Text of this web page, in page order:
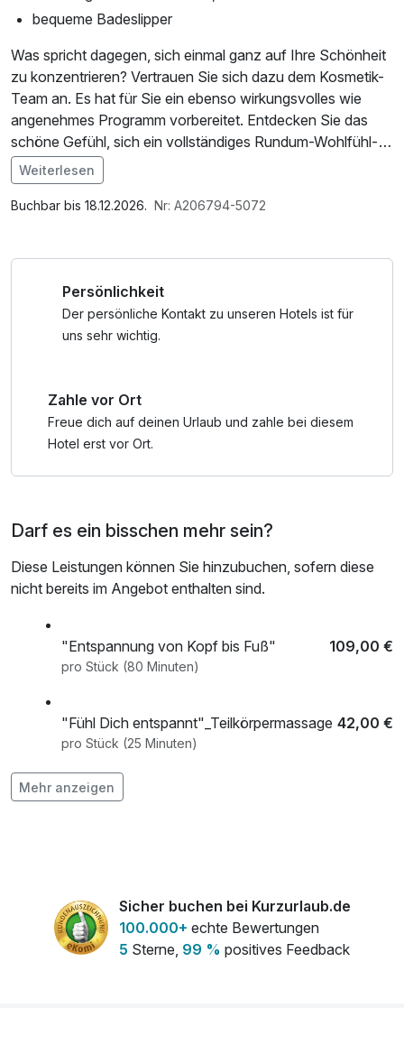
bequeme Badeslipper
Was spricht dagegen, sich einmal ganz auf Ihre Schönheit
zu konzentrieren? Vertrauen Sie sich dazu dem Kosmetik-
Team an. Es hat für Sie ein ebenso wirkungsvolles wie
angenehmes Programm vorbereitet. Entdecken Sie das
schöne Gefühl, sich ein vollständiges Rundum-Wohlfühl-
Paket gegönnt zu haben. Diese Leichtigkeit des Seins
nehmen Sie dann als Souvenir gerne mit nach Hause. So
starten Sie mit neuer Energie in Ihren Alltag: aktiv,
Verwöhnpension gebucht, ohne Extraleistungen.
Im Angebot enthalten
Saunabenutzung, Saunatuch, Leihbademantel, Parkplatz,
Weiterlesen
Buchbar bis 18.12.2026. Nr: A206794-5072
Persönlichkeit
Der persönliche Kontakt zu unseren Hotels ist für
uns sehr wichtig.
Zahle vor Ort
Freue dich auf deinen Urlaub und zahle bei diesem
Hotel erst vor Ort.
Darf es ein bisschen mehr sein?
Diese Leistungen können Sie hinzubuchen, sofern diese
nicht bereits im Angebot enthalten sind.
"Entspannung von Kopf bis Fuß" 109,00 €
pro Stück (80 Minuten)
"Fühl Dich entspannt"_Teilkörpermassage 42,00 €
pro Stück (25 Minuten)
"Lass los"-Ganzkörpermassage
1 Flasche Sekt
pro Stück
Mehr anzeigen
Sicher buchen bei Kurzurlaub.de
100.000+ echte Bewertungen
5 Sterne, 99 % positives Feedback